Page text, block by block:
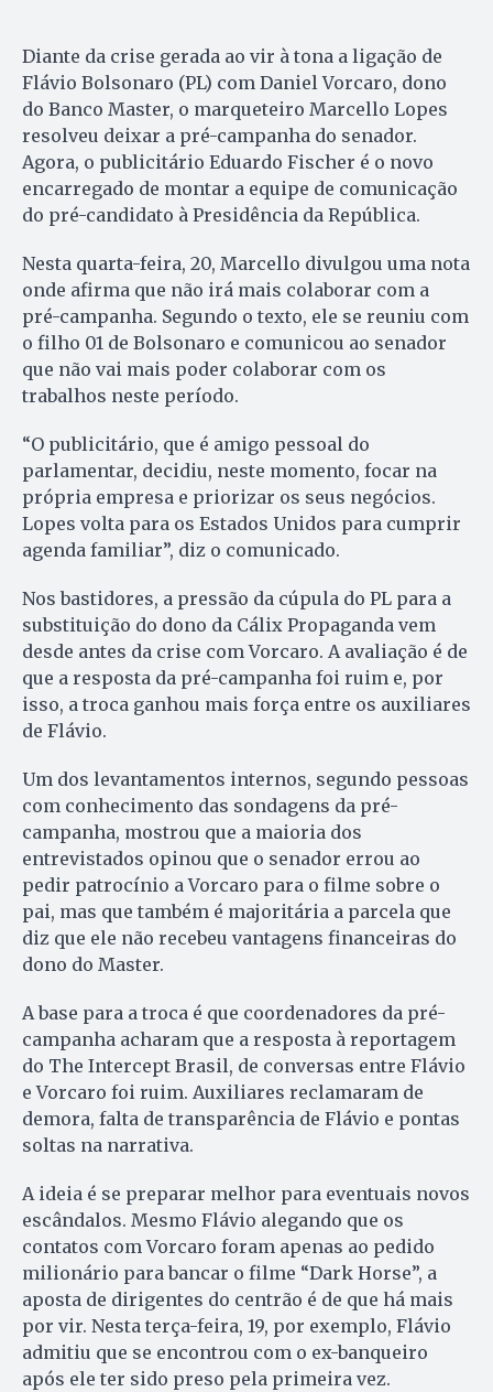
Diante da crise gerada ao vir à tona a ligação de
Flávio Bolsonaro (PL) com Daniel Vorcaro, dono
do Banco Master, o marqueteiro Marcello Lopes
resolveu deixar a pré-campanha do senador.
Agora, o publicitário Eduardo Fischer é o novo
encarregado de montar a equipe de comunicação
do pré-candidato à Presidência da República.
Nesta quarta-feira, 20, Marcello divulgou uma nota
onde afirma que não irá mais colaborar com a
pré-campanha. Segundo o texto, ele se reuniu com
o filho 01 de Bolsonaro e comunicou ao senador
que não vai mais poder colaborar com os
trabalhos neste período.
“O publicitário, que é amigo pessoal do
parlamentar, decidiu, neste momento, focar na
própria empresa e priorizar os seus negócios.
Lopes volta para os Estados Unidos para cumprir
agenda familiar”, diz o comunicado.
Nos bastidores, a pressão da cúpula do PL para a
substituição do dono da Cálix Propaganda vem
desde antes da crise com Vorcaro. A avaliação é de
que a resposta da pré-campanha foi ruim e, por
isso, a troca ganhou mais força entre os auxiliares
de Flávio.
Um dos levantamentos internos, segundo pessoas
com conhecimento das sondagens da pré-
campanha, mostrou que a maioria dos
entrevistados opinou que o senador errou ao
pedir patrocínio a Vorcaro para o filme sobre o
pai, mas que também é majoritária a parcela que
diz que ele não recebeu vantagens financeiras do
dono do Master.
A base para a troca é que coordenadores da pré-
campanha acharam que a resposta à reportagem
do The Intercept Brasil, de conversas entre Flávio
e Vorcaro foi ruim. Auxiliares reclamaram de
demora, falta de transparência de Flávio e pontas
soltas na narrativa.
A ideia é se preparar melhor para eventuais novos
escândalos. Mesmo Flávio alegando que os
contatos com Vorcaro foram apenas ao pedido
milionário para bancar o filme “Dark Horse”, a
aposta de dirigentes do centrão é de que há mais
por vir. Nesta terça-feira, 19, por exemplo, Flávio
admitiu que se encontrou com o ex-banqueiro
após ele ter sido preso pela primeira vez.